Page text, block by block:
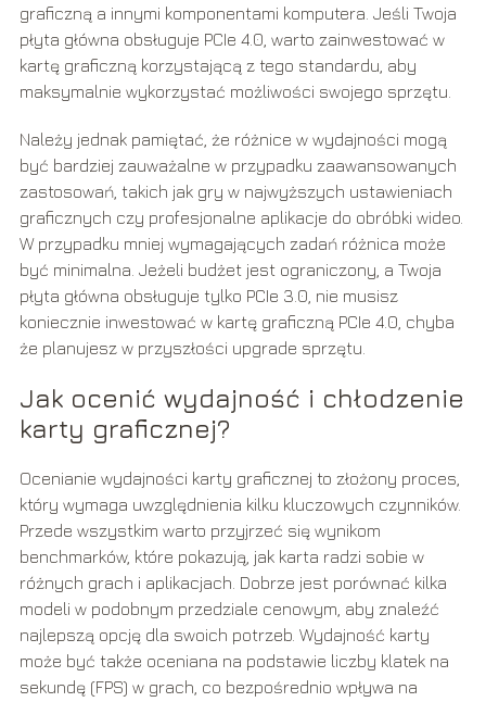
graficzną a innymi komponentami komputera. Jeśli Twoja
płyta główna obsługuje PCIe 4.0, warto zainwestować w
kartę graficzną korzystającą z tego standardu, aby
maksymalnie wykorzystać możliwości swojego sprzętu.
Należy jednak pamiętać, że różnice w wydajności mogą
być bardziej zauważalne w przypadku zaawansowanych
zastosowań, takich jak gry w najwyższych ustawieniach
graficznych czy profesjonalne aplikacje do obróbki wideo.
W przypadku mniej wymagających zadań różnica może
być minimalna. Jeżeli budżet jest ograniczony, a Twoja
płyta główna obsługuje tylko PCIe 3.0, nie musisz
koniecznie inwestować w kartę graficzną PCIe 4.0, chyba
że planujesz w przyszłości upgrade sprzętu.
Jak ocenić wydajność i chłodzenie
karty graficznej?
Ocenianie wydajności karty graficznej to złożony proces,
który wymaga uwzględnienia kilku kluczowych czynników.
Przede wszystkim warto przyjrzeć się wynikom
benchmarków, które pokazują, jak karta radzi sobie w
różnych grach i aplikacjach. Dobrze jest porównać kilka
modeli w podobnym przedziale cenowym, aby znaleźć
najlepszą opcję dla swoich potrzeb. Wydajność karty
może być także oceniana na podstawie liczby klatek na
sekundę (FPS) w grach, co bezpośrednio wpływa na